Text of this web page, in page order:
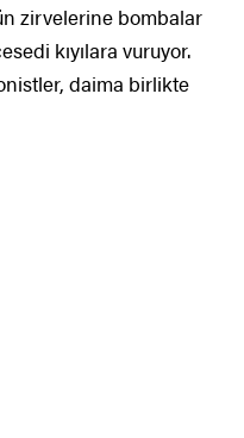
zirvelerine bombalar
kıyılara vuruyor.
daima birlikte